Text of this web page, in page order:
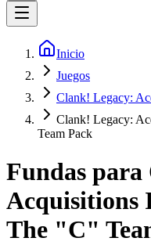
Inicio
Juegos
Clank! Legacy:
Clank! Legacy:
Team Pack
Fundas para
Acquisitions
The "C"